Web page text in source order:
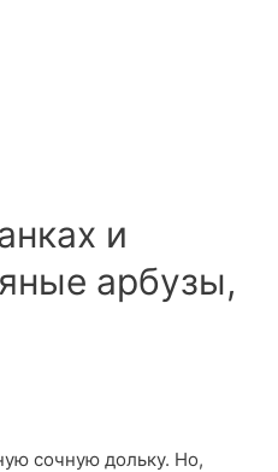
и
арбузы,
сочную дольку. Но,